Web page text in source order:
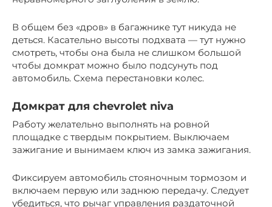
В общем без «дров» в багажнике тут никуда не
деться. Касательно высоты подхвата — тут нужно
смотреть, чтобы она была не слишком большой
чтобы домкрат можно было подсунуть под
автомобиль. Схема перестановки колес.
Домкрат для chevrolet niva
Работу желательно выполнять на ровной
площадке с твердым покрытием. Выключаем
зажигание и вынимаем ключ из замка зажигания.
Фиксируем автомобиль стояночным тормозом и
включаем первую или заднюю передачу. Следует
убедиться, что рычаг управления раздаточной